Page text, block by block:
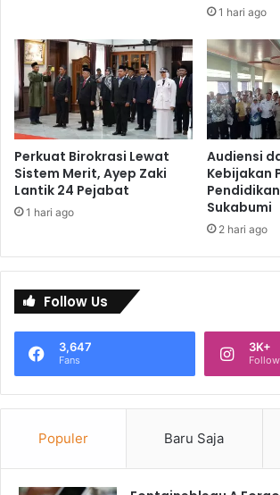
1 hari ago
Perkuat Birokrasi Lewat
Sistem Merit, Ayep Zaki
Lantik 24 Pejabat
1 hari ago
Audiensi
Kebijakan
Sukabumi
2 hari ago
Follow Us
3,647
Fans
3K+
Populer Baru Saja